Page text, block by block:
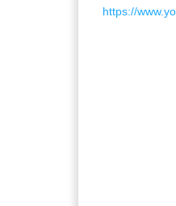
https://